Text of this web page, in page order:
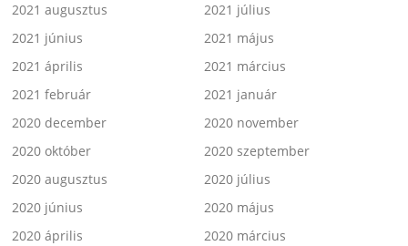
2021 augusztus
2021 július
2021 június
2021 május
2021 április
2021 március
2021 február
2021 január
2020 december
2020 november
2020 október
2020 szeptember
2020 augusztus
2020 július
2020 június
2020 május
2020 április
2020 március